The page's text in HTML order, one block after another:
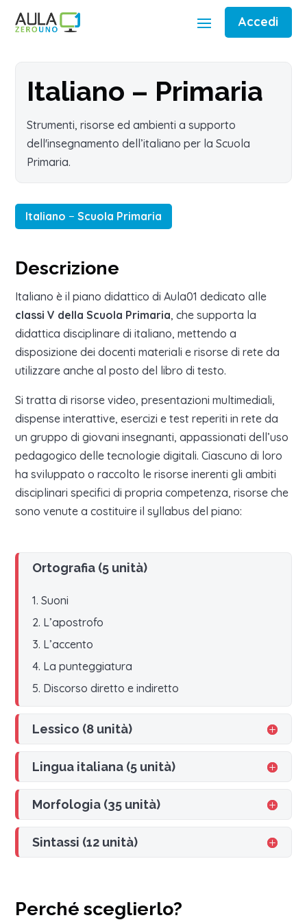
Accedi
Italiano – Primaria
Strumenti, risorse ed ambienti a supporto
dell'insegnamento dell’italiano per la Scuola
Primaria.
Italiano −Scuola Primaria
Descrizione
Italiano è il piano didattico di Aula01 dedicato alle
classi V della Scuola Primaria, che supporta la
didattica disciplinare di italiano, mettendo a
disposizione dei docenti materiali e risorse di rete da
utilizzare anche al posto del libro di testo.
Si tratta di risorse video, presentazioni multimediali,
dispense interattive, esercizi e test reperiti in rete da
un gruppo di giovani insegnanti, appassionati dell’uso
pedagogico delle tecnologie digitali. Ciascuno di loro
ha sviluppato o raccolto le risorse inerenti gli ambiti
disciplinari specifici di propria competenza, risorse che
sono venute a costituire il syllabus del piano:
Ortografia (5 unità)
1. Suoni
2. L’apostrofo
3. L’accento
4. La punteggiatura
5. Discorso diretto e indiretto
Lessico (8 unità)
Lingua italiana (5 unità)
Morfologia (35 unità)
Sintassi (12 unità)
Perché sceglierlo?